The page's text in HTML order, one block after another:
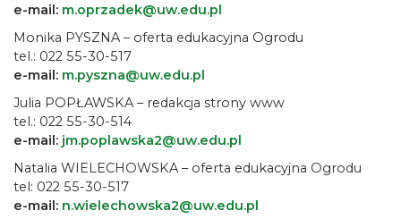
e-mail: m.oprzadek@uw.edu.pl
Monika PYSZNA – oferta edukacyjna Ogrodu
tel.: 022 55-30-517
e-mail: m.pyszna@uw.edu.pl
Julia POPŁAWSKA – redakcja strony www
tel.: 022 55-30-514
e-mail: jm.poplawska2@uw.edu.pl
Natalia WIELECHOWSKA – oferta edukacyjna Ogrodu
tel: 022 55-30-517
e-mail: n.wielechowska2@uw.edu.pl